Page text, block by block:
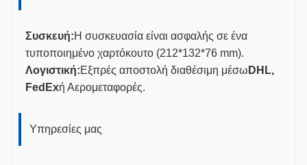
μετρήματος
16-18G
CE, ISO 13485, πιστοποιημένο
Συσκευή:Η συσκευασία είναι ασφαλής σε ένα
τυποποιημένο χαρτόκουτο (212*132*76 mm).
Λογιστική:Εξπρές αποστολή διαθέσιμη μέσω DHL,
FedExή Αερομεταφορές.
Υπηρεσίες μας